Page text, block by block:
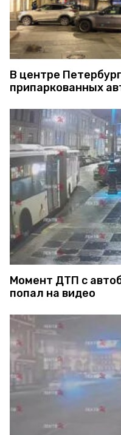
В центре
припаркованных
Момент ДТП с
попал на видео